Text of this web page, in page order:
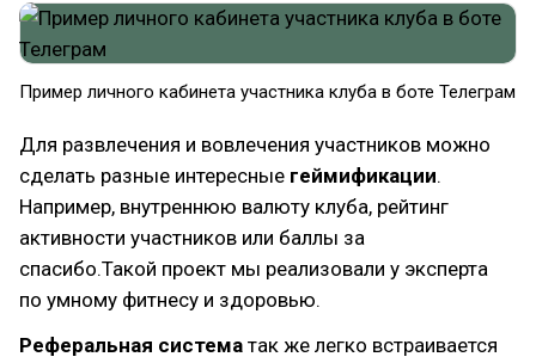
Пример личного кабинета участника клуба в боте Телеграм
Для развлечения и вовлечения участников можно
сделать разные интересные геймификации.
Например, внутреннюю валюту клуба, рейтинг
активности участников или баллы за
спасибо.Такой проект мы реализовали у эксперта
по умному фитнесу и здоровью.
Реферальная система так же легко встраивается